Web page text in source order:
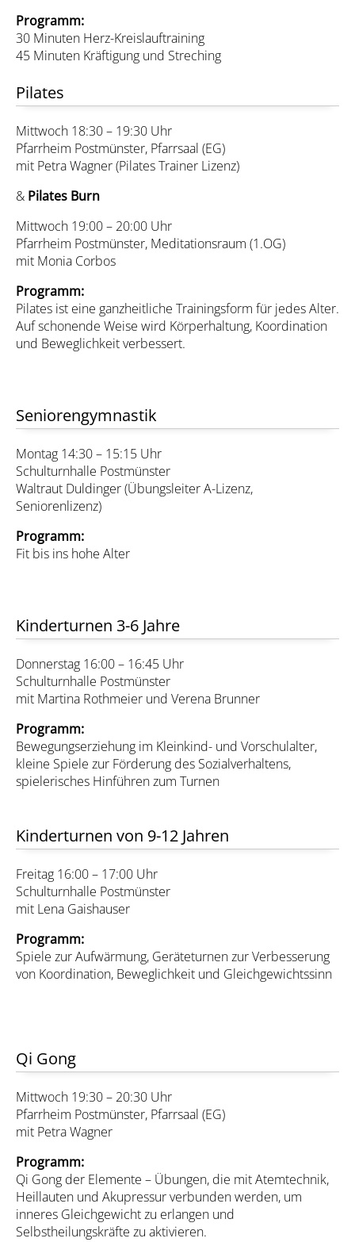
Programm:
30 Minuten Herz-Kreislauftraining
45 Minuten Kräftigung und Streching
Pilates
Mittwoch 18:30 – 19:30 Uhr
Pfarrheim Postmünster, Pfarrsaal (EG)
mit Petra Wagner (Pilates Trainer Lizenz)
& Pilates Burn
Mittwoch 19:00 – 20:00 Uhr
Pfarrheim Postmünster, Meditationsraum (1.OG)
mit Monia Corbos
Programm:
Pilates ist eine ganzheitliche Trainingsform für jedes Alter.
Auf schonende Weise wird Körperhaltung, Koordination
und Beweglichkeit verbessert.
Seniorengymnastik
Montag 14:30 – 15:15 Uhr
Schulturnhalle Postmünster
Waltraut Duldinger (Übungsleiter A-Lizenz,
Seniorenlizenz)
Programm:
Fit bis ins hohe Alter
Kinderturnen 3-6 Jahre
Donnerstag 16:00 – 16:45 Uhr
Schulturnhalle Postmünster
mit Martina Rothmeier und Verena Brunner
Programm:
Bewegungserziehung im Kleinkind- und Vorschulalter,
kleine Spiele zur Förderung des Sozialverhaltens,
spielerisches Hinführen zum Turnen
Kinderturnen von 9-12 Jahren
Freitag 16:00 – 17:00 Uhr
Schulturnhalle Postmünster
mit Lena Gaishauser
Programm:
Spiele zur Aufwärmung, Geräteturnen zur Verbesserung
von Koordination, Beweglichkeit und Gleichgewichtssinn
Qi Gong
Mittwoch 19:30 – 20:30 Uhr
Pfarrheim Postmünster, Pfarrsaal (EG)
mit Petra Wagner
Programm:
Qi Gong der Elemente – Übungen, die mit Atemtechnik,
Heillauten und Akupressur verbunden werden, um
inneres Gleichgewicht zu erlangen und
Selbstheilungskräfte zu aktivieren.